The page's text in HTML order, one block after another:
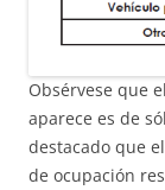
Obsérvese que
aparece es de
destacado que
de ocupación